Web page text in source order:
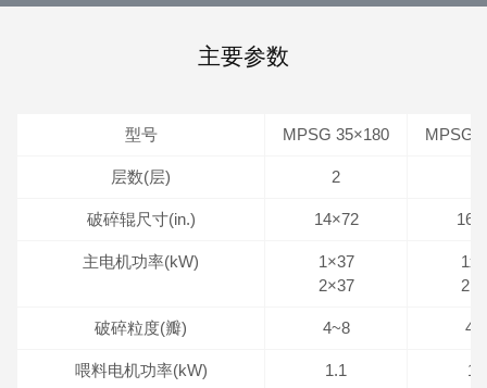
主要参数
型号 MPSG 35×180 MPSG
层数(层) 2
破碎辊尺寸(in.) 14×72
主电机功率(kW)
1×37
2×37
破碎粒度(瓣) 4~8
喂料电机功率(kW) 1.1